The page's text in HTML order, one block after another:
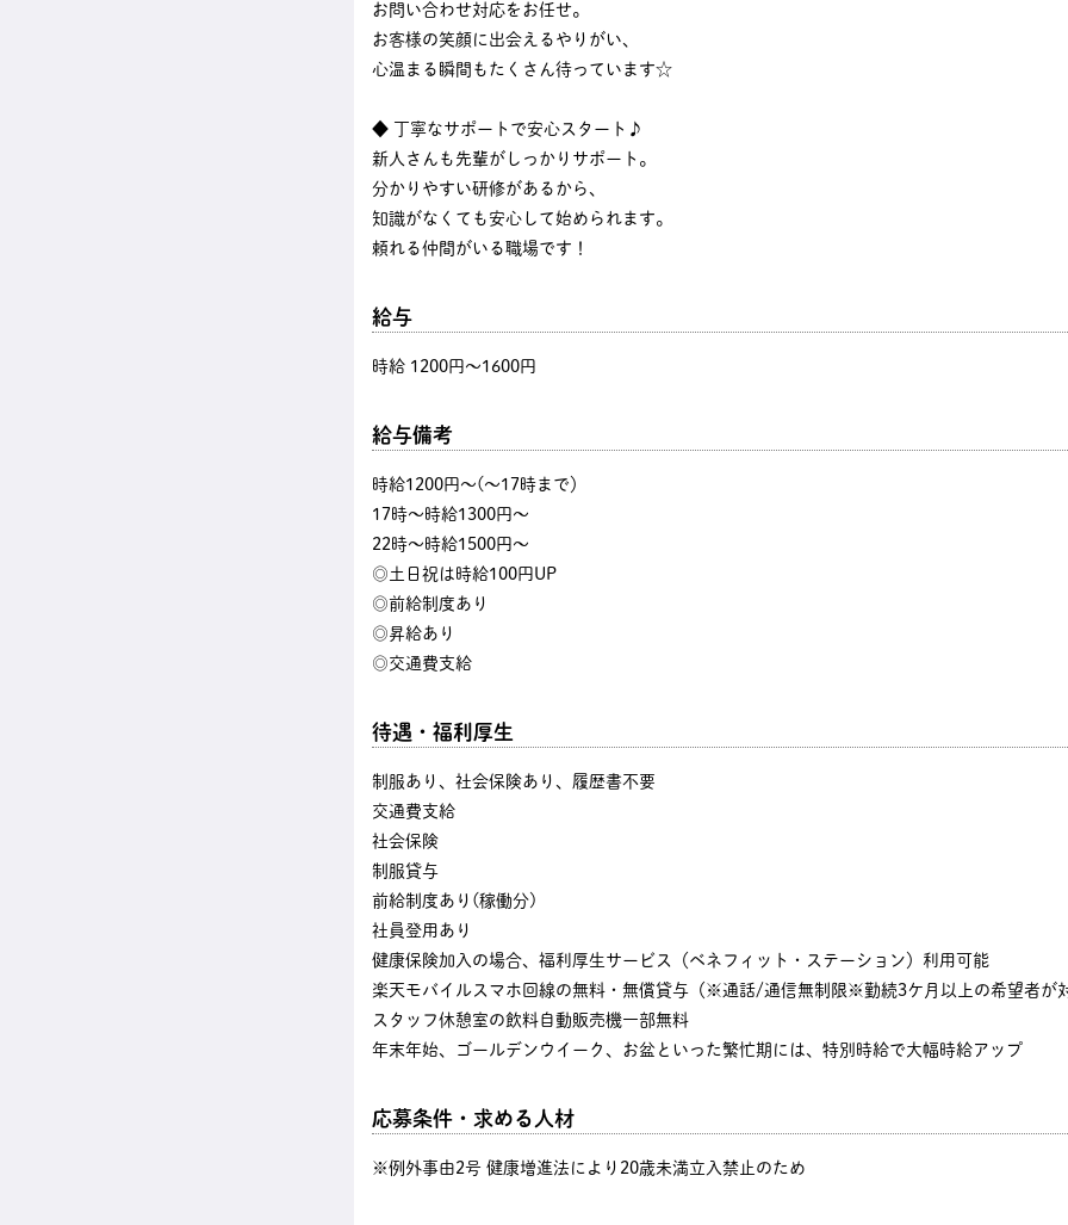
お問い合わせ対応をお任せ。
お客様の笑顔に出会えるやりがい、
心温まる瞬間もたくさん待っています☆
◆ 丁寧なサポートで安心スタート♪
新人さんも先輩がしっかりサポート。
分かりやすい研修があるから、
知識がなくても安心して始められます。
頼れる仲間がいる職場です！
給与
時給 1200円〜1600円
給与備考
時給1200円～(～17時まで）
17時～時給1300円～
22時～時給1500円～
◎土日祝は時給100円UP
◎前給制度あり
◎昇給あり
◎交通費支給
待遇・福利厚生
制服あり、社会保険あり、履歴書不要
交通費支給
社会保険
制服貸与
前給制度あり(稼働分)
社員登用あり
健康保険加入の場合、福利厚生サービス（ベネフィット・ステーション）利用可能
楽天モバイルスマホ回線の無料・無償貸与（※通話/通信無制限※勤続3ケ月以上の希望者が
スタッフ休憩室の飲料自動販売機一部無料
年末年始、ゴールデンウイーク、お盆といった繁忙期には、特別時給で大幅時給アップ
応募条件・求める人材
※例外事由2号 健康増進法により20歳未満立入禁止のため